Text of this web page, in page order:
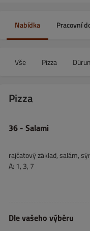
Nabídka Pracovní
Vše Pizza
Pizza
36 - Salami
rajčatový základ, salám,
A: 1, 3, 7
Dle vašeho výběru